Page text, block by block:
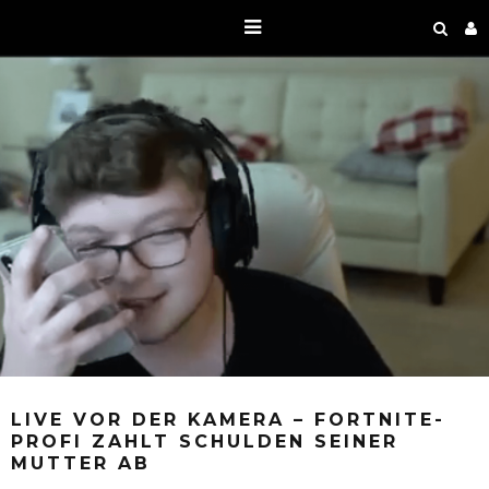
LIVE VOR DER KAMERA – FORTNITE-
PROFI ZAHLT SCHULDEN SEINER
MUTTER AB